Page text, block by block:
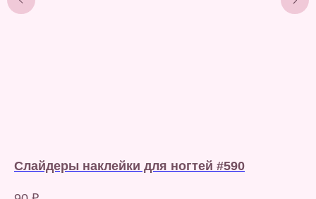
Слайдеры наклейки для ногтей #590